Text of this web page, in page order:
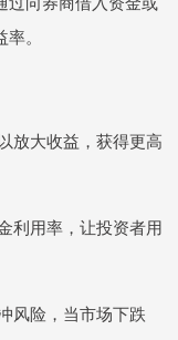
。
放大收益，获得更高
利用率，让投资者用
风险，当市场下跌